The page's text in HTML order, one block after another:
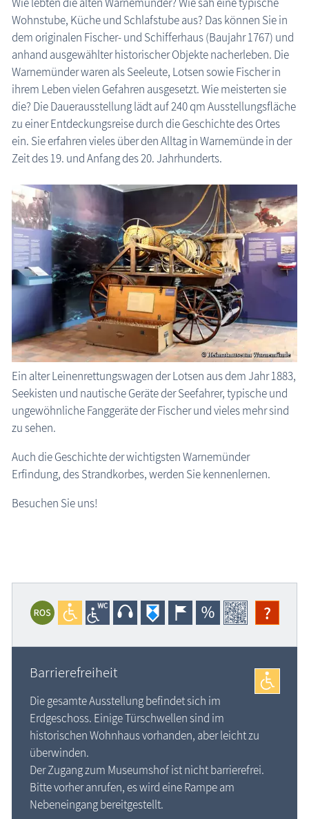
Strandpromenaden, Flaniermeilen
Windmühlen, Mühlen
Zoo & Tierpark
ehemalige Sehenswürdigkeiten
Traditionelles
Zeitzeugen
Begriffe erklärt
Blog
Wohnstube, Küche und Schlafstube aus? Das können Sie in
dem originalen Fischer- und Schifferhaus (Baujahr 1767) und
anhand ausgewählter historischer Objekte nacherleben. Die
Warnemünder waren als Seeleute, Lotsen sowie Fischer in
ihrem Leben vielen Gefahren ausgesetzt. Wie meisterten sie
die? Die Dauerausstellung lädt auf 240 qm Ausstellungsfläche
zu einer Entdeckungsreise durch die Geschichte des Ortes
ein. Sie erfahren vieles über den Alltag in Warnemünde in der
Zeit des 19. und Anfang des 20. Jahrhunderts.
Ein alter Leinenrettungswagen der Lotsen aus dem Jahr 1883,
Seekisten und nautische Geräte der Seefahrer, typische und
ungewöhnliche Fanggeräte der Fischer und vieles mehr sind
zu sehen.
Auch die Geschichte der wichtigsten Warnemünder
Erfindung, des Strandkorbes, werden Sie kennenlernen.
Besuchen Sie uns!
?
Barrierefreiheit
Die gesamte Ausstellung befindet sich im
Erdgeschoss. Einige Türschwellen sind im
historischen Wohnhaus vorhanden, aber leicht zu
überwinden.
Der Zugang zum Museumshof ist nicht barrierefrei.
Bitte vorher anrufen, es wird eine Rampe am
Nebeneingang bereitgestellt.